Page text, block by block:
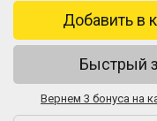
Добавить в
Быстрый
Вернем 3 бонуса на